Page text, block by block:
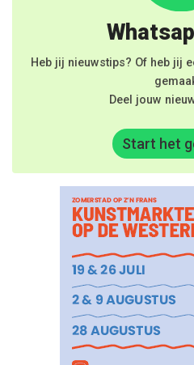
Heb jij nieuwstips? Of heb jij
Deel jouw
Start het